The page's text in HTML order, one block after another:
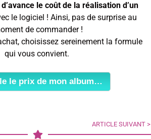
le coût de la réalisation d’un
le logiciel ! Ainsi, pas de surprise au
de commander !
choisissez sereinement la formule
qui vous convient.
le prix de mon album…
ARTICLE SUIVANT >